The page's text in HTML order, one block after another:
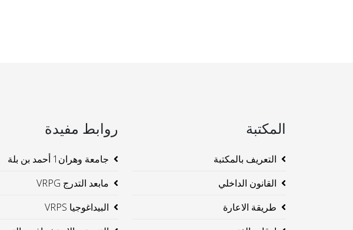
المكتبة
التعريف بالمكتبة
القانون الداخلي
طريقة الاعارة
روابط مفيدة
جامعة وهران1 أحمد بن بلة
مابعد التدرج VRPG
البيداغوجيا VRPS